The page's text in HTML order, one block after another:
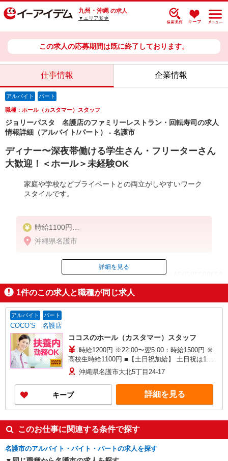
九州・沖縄 の求人
▼エリア変更
この求人の応募期間は既に終了しております。
仕事情報 企業情報
アルバイト パート
職種：ホール（カスタマー）スタッフ
ジョリーパスタ 名護店のファミリーレストラン・回転寿司の求人
情報詳細（アルバイト/パート） - 名護市
ディナー〜深夜帯働ける学生さん・フリーターさん
大歓迎！＜ホール＞未経験OK
家庭や学校などプライベートとの両立がしやすいワーク
スタイルです。
時給1100円
※22:00以降は時給1375円
※高校生時給1040円
■土日・祝手当
土日・祝は時給＋50円
沖縄県名護市
ID：AE0525509658
掲載期間終了
詳細を見る
1件のこの求人と職種が同じ求人
アルバイト パート
COCO’S 名護店
ココスのホール（カスタマー）スタッフ
時給1200円 ※22:00〜翌5:00：時給1500円 ※
高校生時給1100円 ■【土日祝加給】 土日祝は1時
間当たり＋100円 ■特別手当 早朝手当（5:00〜
8:00）時給＋200円
沖縄県名護市大北5丁目24-17
キープ 詳細を見る
このお仕事に関連する条件で探す
名護市のアルバイト・バイト・パートの求人を探す